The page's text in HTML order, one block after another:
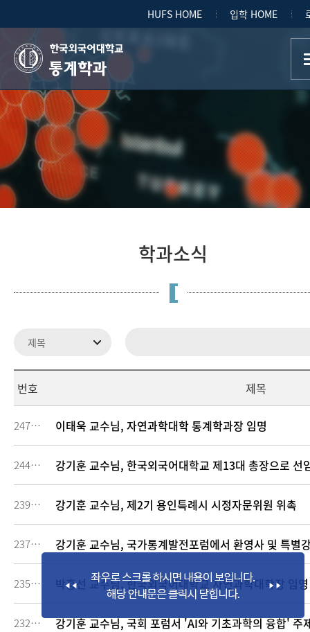
HUFS HOME 입학 HOME
통계학과
학과소식
번호 제목
247049 이태욱 교수님, 자연과학대학 통계학과장 임명
244443 강기훈 교수님, 한국외국어대학교 제13대 총장으로 선
239230 강기훈 교수님, 제2기 용인특례시 시정자문위원 위촉
237025 강기훈 교수님, 국가통계발전포럼에서 환영사 및 특별
235244 박흥선 교수님, 한국외국어대학교 자연과학대학장 임명
232532 강기훈 교수님, 국회 포럼서 'AI와 기초과학의 융합' 주